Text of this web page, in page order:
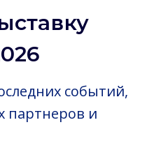
событий,
партнеров и